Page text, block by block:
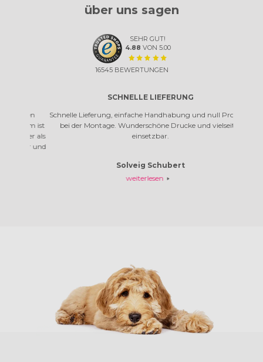
über uns sagen
SEHR GUT!
4.88 VON 5.00
16545 BEWERTUNGEN
SCHNELLE LIEFERUNG
Schnelle Lieferung, einfache Handhabung und null Problem
bei der Montage. Wunderschöne Drucke und vielseitig
einsetzbar.
Solveig Schubert
weiterlesen